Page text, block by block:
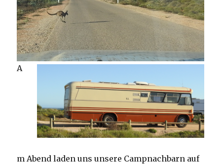
A
m Abend laden uns unsere Campnachbarn auf